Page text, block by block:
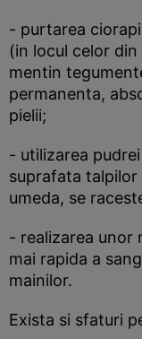
- purtarea
(in locul celor
mentin
permanenta,
pielii;
- utilizarea
suprafata talpilor
umeda, se
- realizarea unor
mai rapida a
mainilor.
Exista si sfaturi